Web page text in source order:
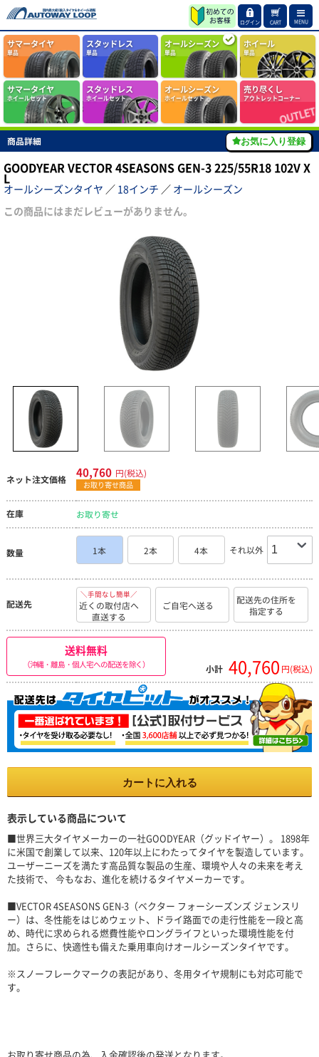
ログイン CART MENU
サマータイヤ
単品
スタッドレス
単品
オールシーズン
単品
ホイール
単品
サマータイヤ
ホイールセット
スタッドレス
ホイールセット
オールシーズン
ホイールセット
売り尽くし
アウトレットコーナー
商品詳細 お気に入り登録
GOODYEAR VECTOR 4SEASONS GEN-3 225/55R18 102V X
L
オールシーズンタイヤ ／ 18インチ ／ オールシーズン
この商品にはまだレビューがありません。
ネット注文価格 40,760 円(税込)
お取り寄せ商品
在庫 お取り寄せ
数量 1本 2本 4本 それ以外
配送先
＼手間なし簡単／
近くの取付店へ
直送する
ご自宅へ送る
配送先の住所を
指定する
送料無料
（沖縄・離島・個人宅への配送を除く） 小計 40,760 円(税込)
カートに入れる
表示している商品について
■世界三大タイヤメーカーの一社GOODYEAR（グッドイヤー）。 1898年
に米国で創業して以来、120年以上にわたってタイヤを製造しています。
ユーザーニーズを満たす高品質な製品の生産、環境や人々の未来を考え
た技術で、 今もなお、進化を続けるタイヤメーカーです。
■VECTOR 4SEASONS GEN-3（ベクター フォーシーズンズ ジェンスリ
ー）は、冬性能をはじめウェット、ドライ路面での走行性能を一段と高
め、時代に求められる燃費性能やロングライフといった環境性能を付
加。さらに、快適性も備えた乗用車向けオールシーズンタイヤです。
※スノーフレークマークの表記があり、冬用タイヤ規制にも対応可能で
す。
お取り寄せ商品の為、入金確認後の発送となります。